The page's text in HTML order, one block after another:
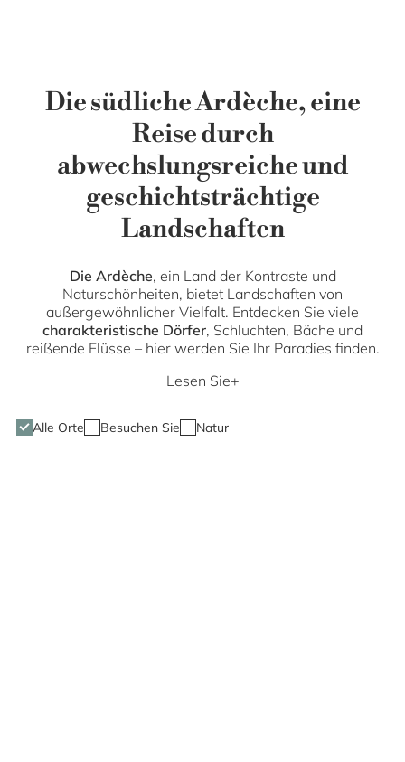
Die südliche Ardèche, eine
Reisedurch
abwechslungsreiche und
geschichtsträchtige
Landschaften
Die Ardèche, ein Land der Kontraste und
Naturschönheiten, bietet Landschaften von
außergewöhnlicher Vielfalt. Entdecken Sie viele
charakteristische Dörfer, Schluchten, Bäche und
reißende Flüsse – hier werden Sie Ihr Paradies finden.
Lesen Sie
Alle Orte Besuchen Sie Natur